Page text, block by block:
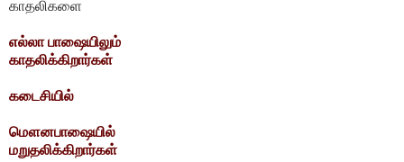
காதலிகளை
எல்லா பாஷையிலும்
காதலிக்கிறார்கள்
கடைசியில்
மௌனபாஷையில்
மறுதலிக்கிறார்கள்